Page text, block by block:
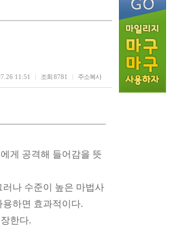
11:51 조회8781 주소복사
게 공격해 들어감을 뜻
나 수준이 높은 마법사
하면 효과적이다.
한다.